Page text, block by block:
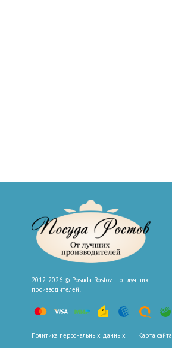
2012-2026 © Posuda-Rostov — от лучших
производителей!
Политика персональных данных Карта сайта